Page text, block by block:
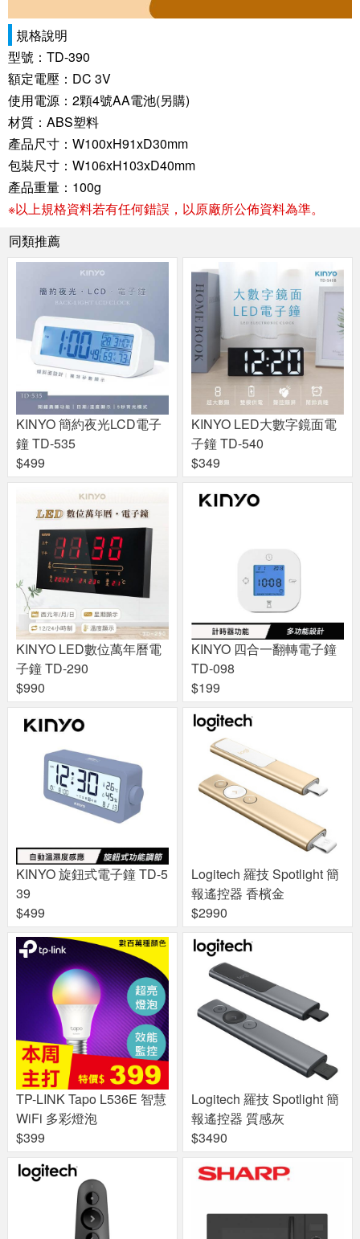
規格說明
型號：TD-390
額定電壓：DC 3V
使用電源：2顆4號AA電池(另購)
材質：ABS塑料
產品尺寸：W100xH91xD30mm
包裝尺寸：W106xH103xD40mm
產品重量：100g
※以上規格資料若有任何錯誤，以原廠所公佈資料為準。
同類推薦
KINYO 簡約夜光LCD電子
鐘 TD-535
$499
KINYO LED大數字鏡面電
子鐘 TD-540
$349
KINYO LED數位萬年曆電
子鐘 TD-290
$990
KINYO 四合一翻轉電子鐘
TD-098
$199
KINYO 旋鈕式電子鐘 TD-5
39
$499
Logitech 羅技 Spotlight 簡
報遙控器 香檳金
$2990
TP-LINK Tapo L536E 智慧
WiFi 多彩燈泡
$399
Logitech 羅技 Spotlight 簡
報遙控器 質感灰
$3490